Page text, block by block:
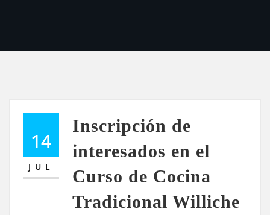
14
JUL
Inscripción de
interesados en el
Curso de Cocina
Tradicional Williche